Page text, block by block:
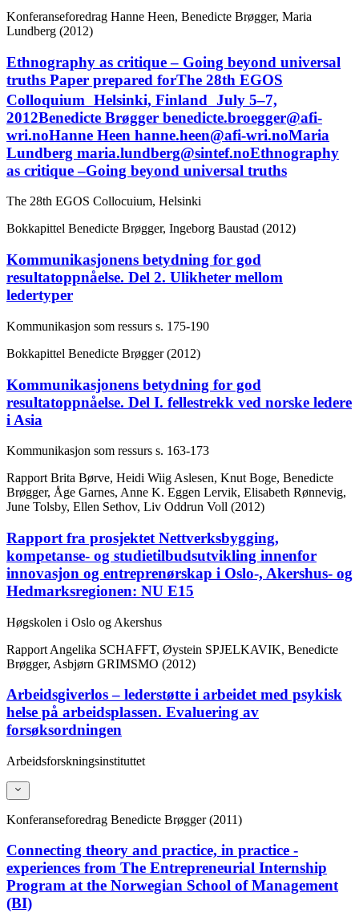
Konferanseforedrag Hanne Heen, Benedicte Brøgger, Maria
Lundberg (2012)
Ethnography as critique – Going beyond universal
truths Paper prepared forThe 28th EGOS
Colloquium Helsinki, Finland July 5–7,
2012Benedicte Brøgger benedicte.broegger@afi-
wri.noHanne Heen hanne.heen@afi-wri.noMaria
Lundberg maria.lundberg@sintef.noEthnography
as critique –Going beyond universal truths
The 28th EGOS Collocuium, Helsinki
Bokkapittel Benedicte Brøgger, Ingeborg Baustad (2012)
Kommunikasjonens betydning for god
resultatoppnåelse. Del 2. Ulikheter mellom
ledertyper
Kommunikasjon som ressurs s. 175-190
Bokkapittel Benedicte Brøgger (2012)
Kommunikasjonens betydning for god
resultatoppnåelse. Del I. fellestrekk ved norske ledere
i Asia
Kommunikasjon som ressurs s. 163-173
Rapport Brita Børve, Heidi Wiig Aslesen, Knut Boge, Benedicte
Brøgger, Åge Garnes, Anne K. Eggen Lervik, Elisabeth Rønnevig,
June Tolsby, Ellen Sethov, Liv Oddrun Voll (2012)
Rapport fra prosjektet Nettverksbygging,
kompetanse- og studietilbudsutvikling innenfor
innovasjon og entreprenørskap i Oslo-, Akershus- og
Hedmarksregionen: NU E15
Høgskolen i Oslo og Akershus
Rapport Angelika SCHAFFT, Øystein SPJELKAVIK, Benedicte
Brøgger, Asbjørn GRIMSMO (2012)
Arbeidsgiverlos – lederstøtte i arbeidet med psykisk
helse på arbeidsplassen. Evaluering av
forsøksordningen
Arbeidsforskningsinstituttet
Konferanseforedrag Benedicte Brøgger (2011)
Connecting theory and practice, in practice -
experiences from The Entrepreneurial Internship
Program at the Norwegian School of Management
(BI)